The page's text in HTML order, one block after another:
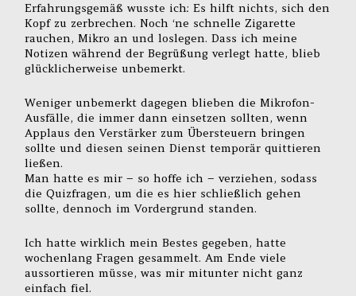
Erfahrungsgemäß wusste ich: Es hilft nichts, sich den
Kopf zu zerbrechen. Noch ‘ne schnelle Zigarette
rauchen, Mikro an und loslegen. Dass ich meine
Notizen während der Begrüßung verlegt hatte, blieb
glücklicherweise unbemerkt.
Weniger unbemerkt dagegen blieben die Mikrofon-
Ausfälle, die immer dann einsetzen sollten, wenn
Applaus den Verstärker zum Übersteuern bringen
sollte und diesen seinen Dienst temporär quittieren
ließen.
Man hatte es mir – so hoffe ich – verziehen, sodass
die Quizfragen, um die es hier schließlich gehen
sollte, dennoch im Vordergrund standen.
Ich hatte wirklich mein Bestes gegeben, hatte
wochenlang Fragen gesammelt. Am Ende viele
aussortieren müsse, was mir mitunter nicht ganz
einfach fiel.